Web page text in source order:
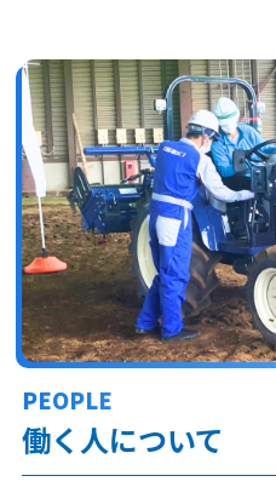
PEOPLE
働く人について